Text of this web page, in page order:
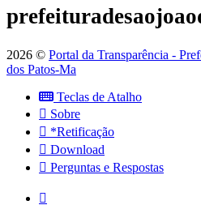
2026 © Portal da Transparência -
dos Patos-Ma
Teclas de Atalho
Sobre
*Retificação
Download
Perguntas e Respostas